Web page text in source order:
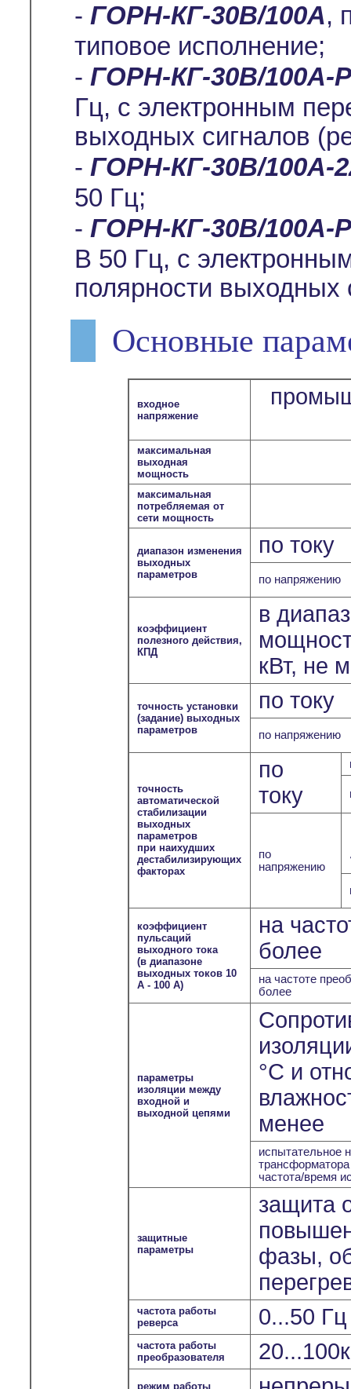
- ГОРН-КГ-30В/100А,
типовое исполнение;
- ГОРН-КГ-30В/100А-Р
Гц, с электронным
выходных сигналов
- ГОРН-КГ-30В/100А-
50 Гц;
- ГОРН-КГ-30В/100А-
В 50 Гц, с
полярности выходных
Основные
входное
напряжение
максимальная
выходная
мощность
максимальная
потребляемая от
сети мощность
диапазон изменения
выходных
параметров
по току
по напряжению
коэффициент
полезного действия,
КПД
в
кВт, не
точность установки
(задание) выходных
параметров
по току
по напряжению
точность
автоматической
стабилизации
выходных
параметров
при наихудших
дестабилизирующих
факторах
по
току
по
напряжению
коэффициент
пульсаций
выходного тока
(в диапазоне
выходных токов 10
А - 100 А)
на
более
на частоте
более
параметры
изоляции между
входной и
выходной цепями
°С и
менее
испытательное
частота/время
защитные
параметры
защита
фазы,
частота работы
реверса
0...50
частота работы
преобразователя
режим работы